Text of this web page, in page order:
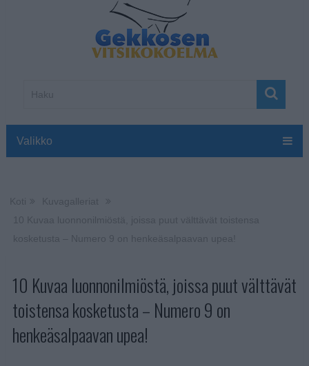
Valikko
10 Kuvaa luonnonilmiöstä, joissa puut välttävät
toistensa kosketusta – Numero 9 on
henkeäsalpaavan upea!